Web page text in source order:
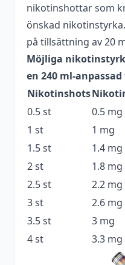
nikotinshottar som
önskad
på tillsättning av 20
Möjliga
en 240 ml-
Nikotinshots
0.5 st
0.5 mg
1 st
1 mg
1.5 st
1.4 mg
2 st
1.8 mg
2.5 st
2.2 mg
3 st
2.6 mg
3.5 st
3 mg
4 st
3.3 mg
Beskrivande
Blandning
Flaskstorlek
Innehåller
cooling
Serie
Smakprofil
Tillverkare
Tillverkningsland